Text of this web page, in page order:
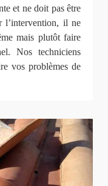
et ne doit pas être
l’intervention, il ne
mais plutôt faire
Nos techniciens
vos problèmes de